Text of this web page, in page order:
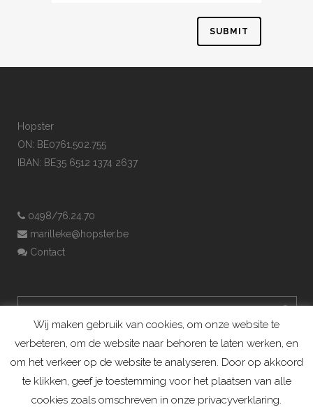
Hopster
ON: BE0761.502.755
IBAN: BE35 6512 1374 2637
0498/76.24.70
marilleke@hopster.be
Contact
Wij maken gebruik van cookies, om onze website te
verbeteren, om de website naar behoren te laten werken, en
om het verkeer op de website te analyseren. Door op akkoord
te klikken, geef je toestemming voor het plaatsen van alle
cookies zoals omschreven in onze privacyverklaring.